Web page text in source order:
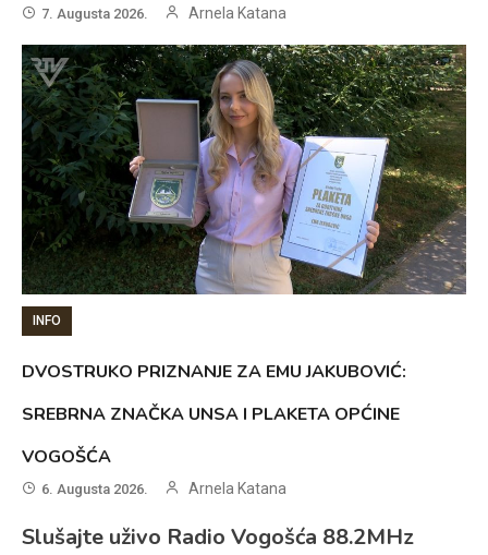
7. Augusta 2026. Arnela Katana
INFO
DVOSTRUKO PRIZNANJE ZA EMU JAKUBOVIĆ:
SREBRNA ZNAČKA UNSA I PLAKETA OPĆINE
VOGOŠĆA
6. Augusta 2026. Arnela Katana
Slušajte uživo Radio Vogošća 88.2MHz